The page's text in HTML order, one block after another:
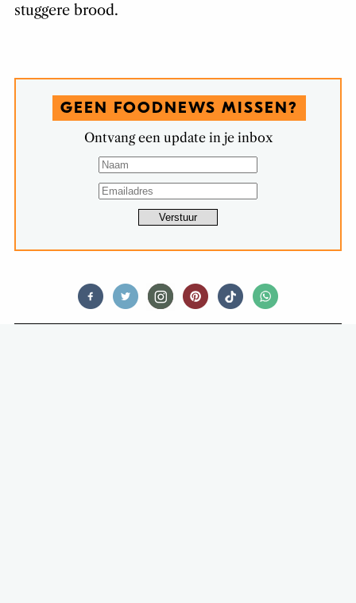
stuggere brood.
GEEN FOODNEWS MISSEN?
Ontvang een update in je inbox